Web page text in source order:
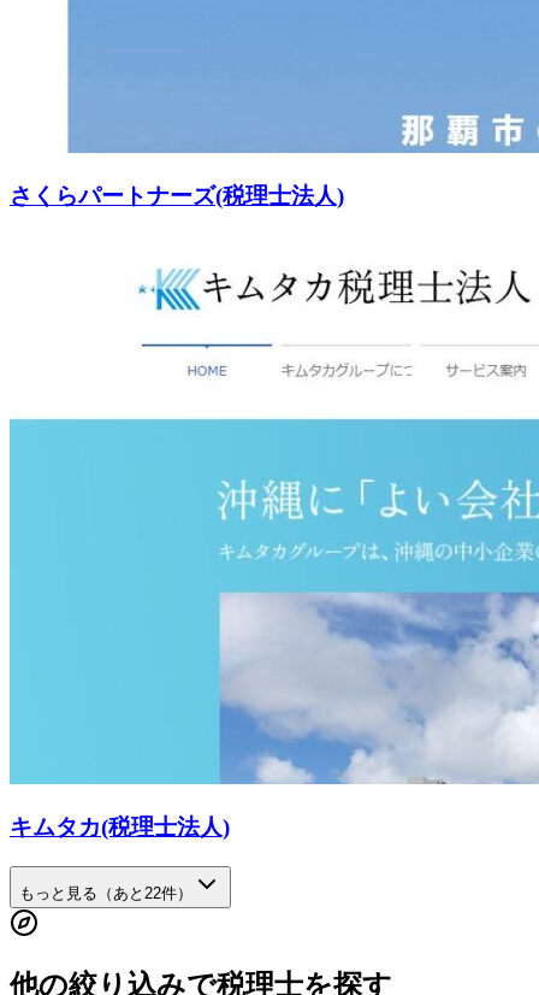
さくらパートナーズ(税理士法人)
キムタカ(税理士法人)
もっと見る（あと 22件）
他の絞り込みで税理士を探す